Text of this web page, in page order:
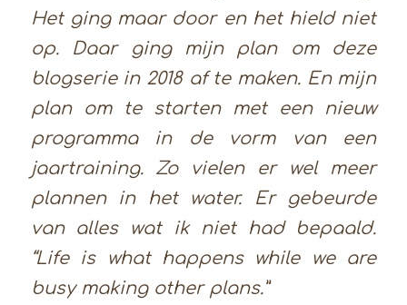
Het ging maar door en het hield niet
op. Daar ging mijn plan om deze
blogserie in 2018 af te maken. En mijn
plan om te starten met een nieuw
programma in de vorm van een
jaartraining. Zo vielen er wel meer
plannen in het water. Er gebeurde
van alles wat ik niet had bepaald.
“Life is what happens while we are
busy making other plans.”